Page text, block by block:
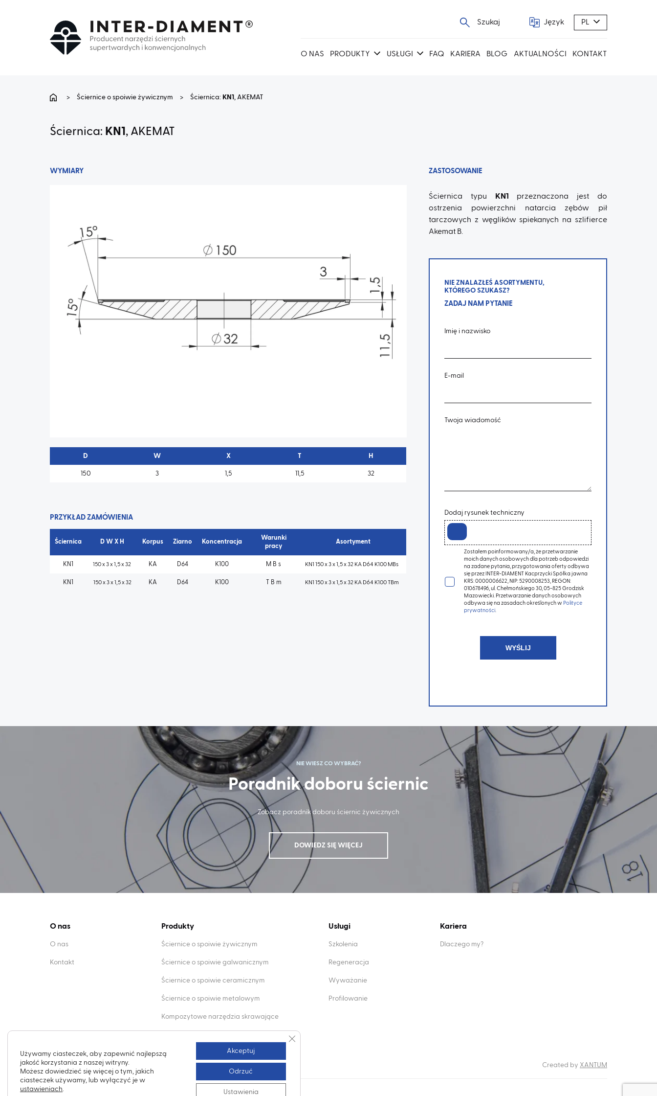
Szukaj Język PL
O NAS PRODUKTY USŁUGI FAQ KARIERA BLOG AKTUALNOŚCI KONTAKT
> Ściernice o spoiwie żywicznym > Ściernica: KN1, AKEMAT
Ściernica: KN1 , AKEMAT
WYMIARY
D W X T H
150 3 1,5 11,5 32
PRZYKŁAD ZAMÓWIENIA
Ściernica D W X H Korpus Ziarno Koncentracja
Warunki
pracy
Asortyment
KN1 150 x 3 x 1,5 x 32 KA D64 K100 M B s KN1 150 x 3 x 1,5 x 32 KA D64 K100 MBs
KN1 150 x 3 x 1,5 x 32 KA D64 K100 T B m KN1 150 x 3 x 1,5 x 32 KA D64 K100 TBm
ZASTOSOWANIE
Ściernica typu KN1
przeznaczona jest do
ostrzenia powierzchni natarcia zębów pił
tarczowych z węglików spiekanych na szlifierce
Akemat B.
NIE ZNALAZŁEŚ ASORTYMENTU,
KTÓREGO SZUKASZ?
ZADAJ NAM PYTANIE
Imię i nazwisko
E-mail
Twoja wiadomość
Dodaj rysunek techniczny
Zostałem poinformowany/a, że przetwarzanie
moich danych osobowych dla potrzeb odpowiedzi
na zadane pytania, przygotowania oferty odbywa
się przez INTER-DIAMENT Kacprzycki Spółka jawna
KRS: 0000006622, NIP: 5290008253, REGON:
010678496, ul. Chełmońskiego 30, 05-825 Grodzisk
Mazowiecki. Przetwarzanie danych osobowych
odbywa się na zasadach określonych w Polityce
prywatności
NIE WIESZ CO WYBRAĆ?
Poradnik doboru ściernic
Zobacz poradnik doboru ściernic żywicznych
DOWIEDZ SIĘ WIĘCEJ
O nas
O nas
Kontakt
Produkty
Ściernice o spoiwie żywicznym
Ściernice o spoiwie galwanicznym
Ściernice o spoiwie ceramicznym
Ściernice o spoiwie metalowym
Kompozytowe narzędzia skrawające
Usługi
Szkolenia
Regeneracja
Wyważanie
Profilowanie
Kariera
Dlaczego my?
Created by XANTUM
Używamy ciasteczek, aby zapewnić najlepszą
jakość korzystania z naszej witryny.
Możesz dowiedzieć się więcej o tym, jakich
ciasteczek używamy, lub wyłączyć je w
ustawieniach.
Akceptuj
Odrzuć
Ustawienia
Zamknij panel powiadomień o ciasteczkach RODO